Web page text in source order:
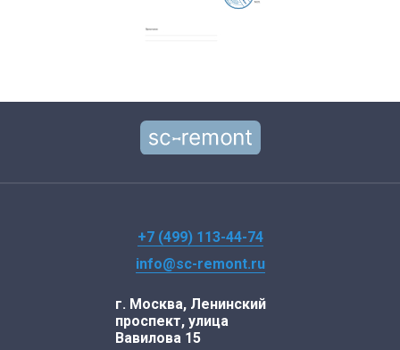
+7 (499) 113-44-74
info@sc-remont.ru
г. Москва, Ленинский
проспект, улица
Вавилова 15